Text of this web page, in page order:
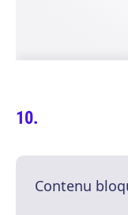
Contenu